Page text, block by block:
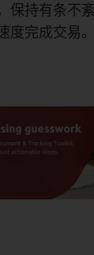
保持有条不
度完成交易